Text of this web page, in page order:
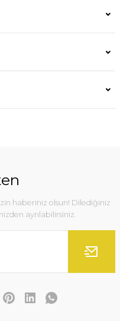
haberiniz olsun! Dilediğiniz
ayrılabilirsiniz.